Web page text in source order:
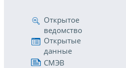
Открытое
ведомство
Открытые
данные
СМЭВ